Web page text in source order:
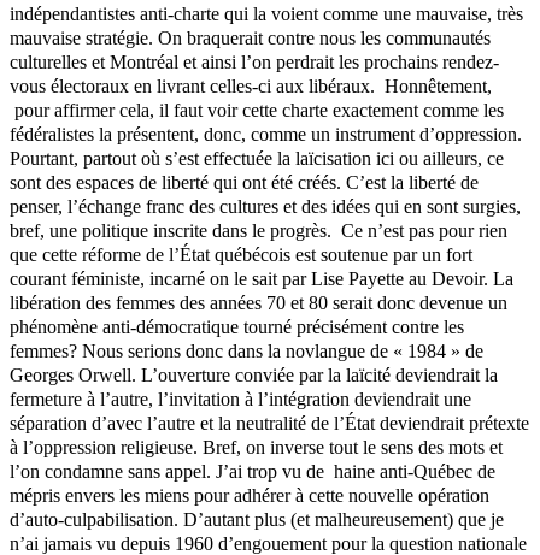
indépendantistes anti-charte qui la voient comme une mauvaise, très
mauvaise stratégie. On braquerait contre nous les communautés
culturelles et Montréal et ainsi l’on perdrait les prochains rendez-
vous électoraux en livrant celles-ci aux libéraux. Honnêtement,
pour affirmer cela, il faut voir cette charte exactement comme les
fédéralistes la présentent, donc, comme un instrument d’oppression.
Pourtant, partout où s’est effectuée la laïcisation ici ou ailleurs, ce
sont des espaces de liberté qui ont été créés. C’est la liberté de
penser, l’échange franc des cultures et des idées qui en sont surgies,
bref, une politique inscrite dans le progrès. Ce n’est pas pour rien
que cette réforme de l’État québécois est soutenue par un fort
courant féministe, incarné on le sait par Lise Payette au Devoir. La
libération des femmes des années 70 et 80 serait donc devenue un
phénomène anti-démocratique tourné précisément contre les
femmes? Nous serions donc dans la novlangue de « 1984 » de
Georges Orwell. L’ouverture conviée par la laïcité deviendrait la
fermeture à l’autre, l’invitation à l’intégration deviendrait une
séparation d’avec l’autre et la neutralité de l’État deviendrait prétexte
à l’oppression religieuse. Bref, on inverse tout le sens des mots et
l’on condamne sans appel. J’ai trop vu de haine anti-Québec de
mépris envers les miens pour adhérer à cette nouvelle opération
d’auto-culpabilisation. D’autant plus (et malheureusement) que je
n’ai jamais vu depuis 1960 d’engouement pour la question nationale